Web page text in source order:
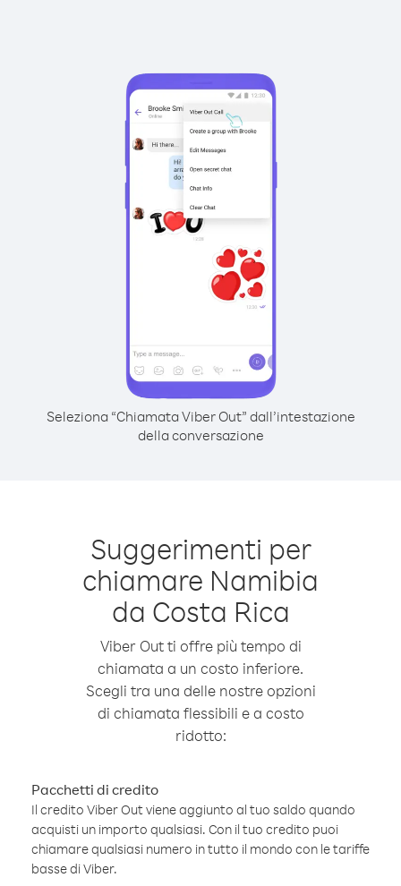
Seleziona “Chiamata Viber Out” dall’intestazione
della conversazione
Suggerimenti per
chiamare Namibia
da Costa Rica
Viber Out ti offre più tempo di
chiamata a un costo inferiore.
Scegli tra una delle nostre opzioni
di chiamata flessibili e a costo
ridotto:
Pacchetti di credito
Il credito Viber Out viene aggiunto al tuo saldo quando
acquisti un importo qualsiasi. Con il tuo credito puoi
chiamare qualsiasi numero in tutto il mondo con le tariffe
basse di Viber.